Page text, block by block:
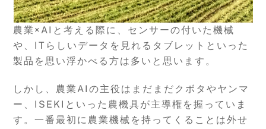
農業×AIと考える際に、センサーの付いた機械
や、ITらしいデータを見れるタブレットといった
製品を思い浮かべる方は多いと思います。
しかし、農業AIの主役はまだまだクボタやヤンマ
ー、ISEKIといった農機具が主導権を握っていま
す。一番最初に農業機械を持ってくることは外せ